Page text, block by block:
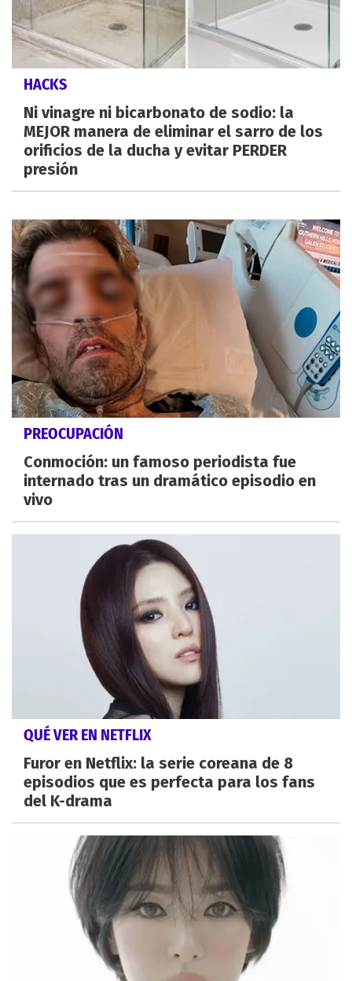
HACKS
Ni vinagre ni bicarbonato de sodio: la
MEJOR manera de eliminar el sarro de los
orificios de la ducha y evitar PERDER
presión
PREOCUPACIÓN
Conmoción: un famoso periodista fue
internado tras un dramático episodio en
vivo
QUÉ VER EN NETFLIX
Furor en Netflix: la serie coreana de 8
episodios que es perfecta para los fans
del K-drama